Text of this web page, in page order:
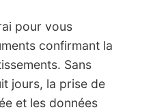
pour vous
confirmant la
Sans
jours, la prise de
et les données